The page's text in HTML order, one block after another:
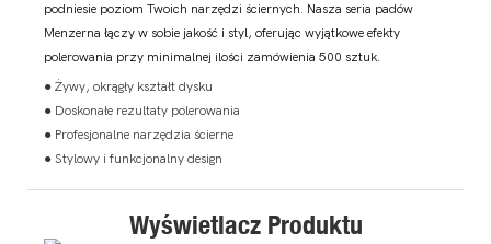
podniesie poziom Twoich narzędzi ściernych. Nasza seria padów
Menzerna łączy w sobie jakość i styl, oferując wyjątkowe efekty
polerowania przy minimalnej ilości zamówienia 500 sztuk.
● Żywy, okrągły kształt dysku
● Doskonałe rezultaty polerowania
● Profesjonalne narzędzia ścierne
● Stylowy i funkcjonalny design
Wyświetlacz Produktu